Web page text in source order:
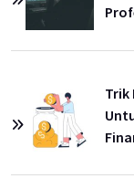
Trik